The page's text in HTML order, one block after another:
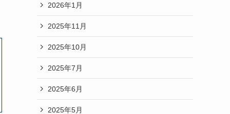
2026年1月
2025年11月
2025年10月
2025年7月
2025年6月
2025年5月